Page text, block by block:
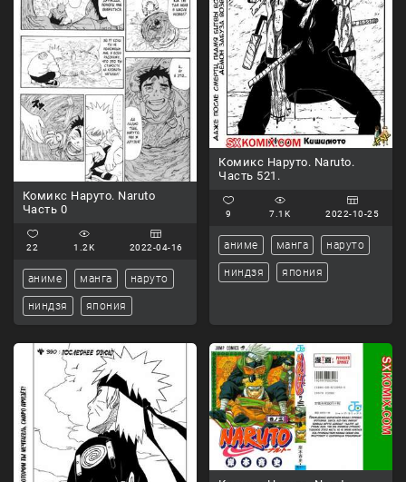
Комикс Наруто. Naruto
Часть 0
22 1.2K 2022-04-16
аниме манга наруто
ниндзя япония
Комикс Наруто. Naruto.
Часть 521.
9 7.1K 2022-10-25
аниме манга наруто
ниндзя япония